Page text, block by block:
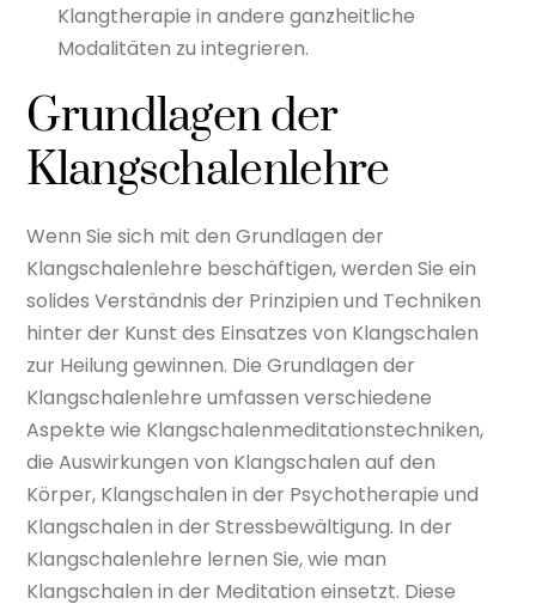
Klangtherapie in andere ganzheitliche
Modalitäten zu integrieren.
Grundlagen der
Klangschalenlehre
Wenn Sie sich mit den Grundlagen der
Klangschalenlehre beschäftigen, werden Sie ein
solides Verständnis der Prinzipien und Techniken
hinter der Kunst des Einsatzes von Klangschalen
zur Heilung gewinnen. Die Grundlagen der
Klangschalenlehre umfassen verschiedene
Aspekte wie Klangschalenmeditationstechniken,
die Auswirkungen von Klangschalen auf den
Körper, Klangschalen in der Psychotherapie und
Klangschalen in der Stressbewältigung. In der
Klangschalenlehre lernen Sie, wie man
Klangschalen in der Meditation einsetzt. Diese